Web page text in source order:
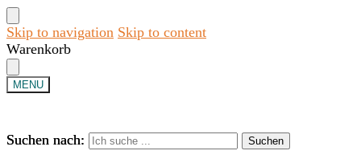
Skip to navigation Skip to content
Warenkorb
MENU
Suchen nach: Suchen
Suchen nach: Suchen